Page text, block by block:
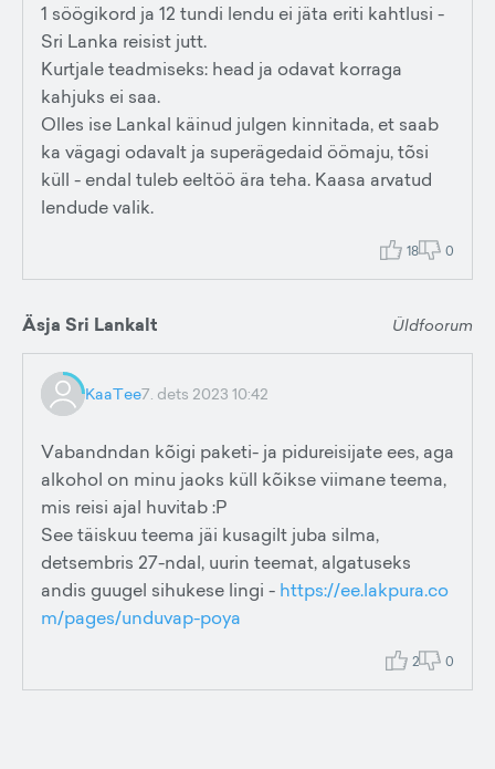
1 söögikord ja 12 tundi lendu ei jäta eriti kahtlusi -
Sri Lanka reisist jutt.
Kurtjale teadmiseks: head ja odavat korraga
kahjuks ei saa.
Olles ise Lankal käinud julgen kinnitada, et saab
ka vägagi odavalt ja superägedaid öömaju, tõsi
küll - endal tuleb eeltöö ära teha. Kaasa arvatud
lendude valik.
18 0
Äsja Sri Lankalt Üldfoorum
KaaTee7. dets 2023 10:42
Vabandndan kõigi paketi- ja pidureisijate ees, aga
alkohol on minu jaoks küll kõikse viimane teema,
mis reisi ajal huvitab :P
See täiskuu teema jäi kusagilt juba silma,
detsembris 27-ndal, uurin teemat, algatuseks
andis guugel sihukese lingi - https://ee.lakpura.co
m/pages/unduvap-poya
2 0